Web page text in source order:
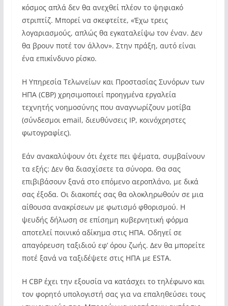
κόσμος απλά δεν θα ανεχθεί πλέον το ψηφιακό
στριπτίζ. Μπορεί να σκεφτείτε, «Έχω τρεις
λογαριασμούς, απλώς θα εγκαταλείψω τον έναν. Δεν
θα βρουν ποτέ τον άλλον». Στην πράξη, αυτό είναι
ένα επικίνδυνο ρίσκο.
Η Υπηρεσία Τελωνείων και Προστασίας Συνόρων των
ΗΠΑ (CBP) χρησιμοποιεί προηγμένα εργαλεία
τεχνητής νοημοσύνης που αναγνωρίζουν μοτίβα
(σύνδεσμοι email, διευθύνσεις IP, κοινόχρηστες
φωτογραφίες).
Εάν ανακαλύψουν ότι έχετε πει ψέματα, συμβαίνουν
τα εξής: Δεν θα διασχίσετε τα σύνορα. Θα σας
επιβιβάσουν ξανά στο επόμενο αεροπλάνο, με δικά
σας έξοδα. Οι διακοπές σας θα ολοκληρωθούν σε μια
αίθουσα ανακρίσεων με φωτισμό φθορισμού. Η
ψευδής δήλωση σε επίσημη κυβερνητική φόρμα
αποτελεί ποινικό αδίκημα στις ΗΠΑ. Οδηγεί σε
απαγόρευση ταξιδιού εφ’ όρου ζωής. Δεν θα μπορείτε
ποτέ ξανά να ταξιδέψετε στις ΗΠΑ με ESTA.
Η CBP έχει την εξουσία να κατάσχει το τηλέφωνο και
τον φορητό υπολογιστή σας για να επαληθεύσει τους